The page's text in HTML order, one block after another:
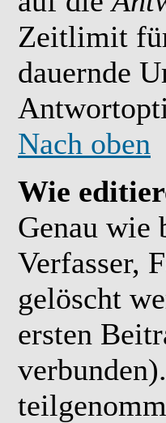
Zeitlimit
dauernde
Nach oben
Wie
Genau wie
Verfasser,
gelöscht
ersten